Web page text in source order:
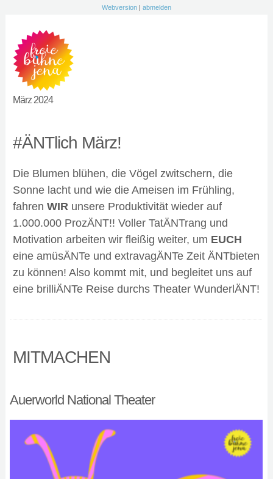
Webversion | abmelden
März 2024
#ÄNTlich März!
Die Blumen blühen, die Vögel zwitschern, die
Sonne lacht und wie die Ameisen im Frühling,
fahren WIR unsere Produktivität wieder auf
1.000.000 ProzÄNT!! Voller TatÄNTrang und
Motivation arbeiten wir fleißig weiter, um EUCH
eine amüsÄNTe und extravagÄNTe Zeit ÄNTbieten
zu können! Also kommt mit, und begleitet uns auf
eine brilliÄNTe Reise durchs Theater WunderlÄNT!
MITMACHEN
Auerworld National Theater